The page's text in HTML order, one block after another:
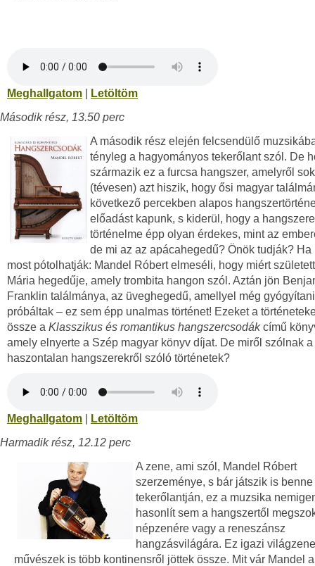
Meghallgatom
Letöltöm
Második rész, 13.50 perc
A második rész elején felcsendülő
tényleg a hagyományos tekerőlant szól. De
származik ez a furcsa hangszer, amelyről
(tévesen) azt hiszik, hogy ősi magyar
következő percekben alapos
előadást kapunk, s kiderül, hogy a
történelme épp olyan érdekes, mint az
de mi az az apácahegedű? Önök tudják? Ha
most pótolhatják: Mandel Róbert elmeséli, hogy miért
Mária hegedűje, amely trombita hangon szól. Aztán jön
Franklin találmánya, az üveghegedű, amellyel még
próbáltak – ez sem épp unalmas történet! Ezeket a
össze a Klasszikus és romantikus hangszercsodákcímű
amely elnyerte a Szép magyar könyv díjat. De miről szólnak a
haszontalan hangszerekről szóló történetek?
Meghallgatom
Letöltöm
Harmadik rész, 12.12 perc
A zene, ami szól, Mandel Róbert
szerzeménye, s bár játszik is benne
tekerőlantján, ez a muzsika
hasonlít sem a hangszertől
népzenére vagy a reneszánsz
hangzásvilágára. Ez igazi
művészek is több kontinensről jöttek össze. Mit vár Mandel